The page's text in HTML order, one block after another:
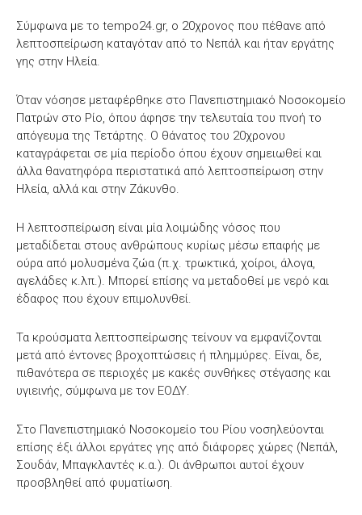
Σύμφωνα με το tempo24.gr, ο 20χρονος που πέθανε από
λεπτοσπείρωση καταγόταν από το Νεπάλ και ήταν εργάτης
γης στην Ηλεία.
Όταν νόσησε μεταφέρθηκε στο Πανεπιστημιακό Νοσοκομείο
Πατρών στο Ρίο, όπου άφησε την τελευταία του πνοή τo
απόγευμα της Τετάρτης. Ο θάνατος του 20χρονου
καταγράφεται σε μία περίοδο όπου έχουν σημειωθεί και
άλλα θανατηφόρα περιστατικά από λεπτοσπείρωση στην
Ηλεία, αλλά και στην Ζάκυνθο.
Η λεπτοσπείρωση είναι μία λοιμώδης νόσος που
μεταδίδεται στους ανθρώπους κυρίως μέσω επαφής με
ούρα από μολυσμένα ζώα (π.χ. τρωκτικά, χοίροι, άλογα,
αγελάδες κ.λπ.). Μπορεί επίσης να μεταδοθεί με νερό και
έδαφος που έχουν επιμολυνθεί.
Τα κρούσματα λεπτοσπείρωσης τείνουν να εμφανίζονται
μετά από έντονες βροχοπτώσεις ή πλημμύρες. Είναι, δε,
πιθανότερα σε περιοχές με κακές συνθήκες στέγασης και
υγιεινής, σύμφωνα με τον ΕΟΔΥ.
Στο Πανεπιστημιακό Νοσοκομείο του Ρίου νοσηλεύονται
επίσης έξι άλλοι εργάτες γης από διάφορες χώρες (Νεπάλ,
Σουδάν, Μπαγκλαντές κ.α.). Οι άνθρωποι αυτοί έχουν
προσβληθεί από φυματίωση.